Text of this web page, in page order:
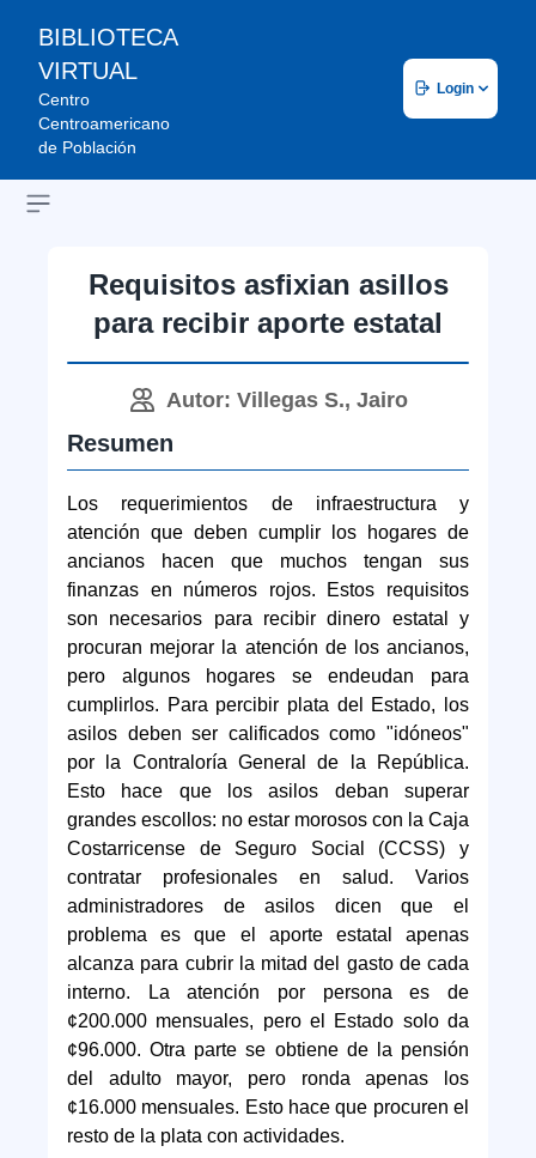
BIBLIOTECA
VIRTUAL
Centro
Centroamericano
de Población
Login
Open sidebar
Requisitos asfixian asillos
para recibir aporte estatal
Autor: Villegas S., Jairo
Resumen
Los requerimientos de infraestructura y
atención que deben cumplir los hogares de
ancianos hacen que muchos tengan sus
finanzas en números rojos. Estos requisitos
son necesarios para recibir dinero estatal y
procuran mejorar la atención de los ancianos,
pero algunos hogares se endeudan para
cumplirlos. Para percibir plata del Estado, los
asilos deben ser calificados como "idóneos"
por la Contraloría General de la República.
Esto hace que los asilos deban superar
grandes escollos: no estar morosos con la Caja
Costarricense de Seguro Social (CCSS) y
contratar profesionales en salud. Varios
administradores de asilos dicen que el
problema es que el aporte estatal apenas
alcanza para cubrir la mitad del gasto de cada
interno. La atención por persona es de
¢200.000 mensuales, pero el Estado solo da
¢96.000. Otra parte se obtiene de la pensión
del adulto mayor, pero ronda apenas los
¢16.000 mensuales. Esto hace que procuren el
resto de la plata con actividades.